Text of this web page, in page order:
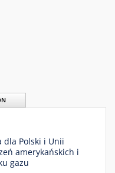
dla Polski i Unii
amerykańskich i
gazu